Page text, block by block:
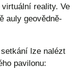
reality. Ve
auly geovědně-
lze nalézt
pavilonu: